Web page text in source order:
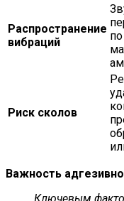
Распространение
вибраций
Риск сколов
Важность
Ключевым